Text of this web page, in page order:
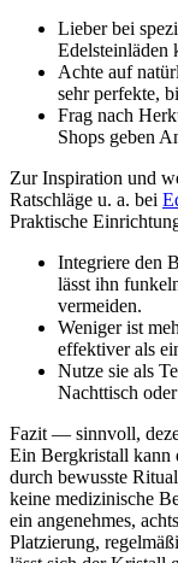
Lieber bei
Edelsteinläden
Achte auf
sehr perfekte,
Frag nach
Shops geben
Zur Inspiration und
Ratschläge u. a. bei
Praktische
Integriere den
lässt ihn
vermeiden.
Weniger ist
effektiver als
Nutze sie als
Nachttisch
Fazit — sinnvoll,
Ein Bergkristall kann
durch bewusste
keine medizinische
ein angenehmes,
Platzierung,